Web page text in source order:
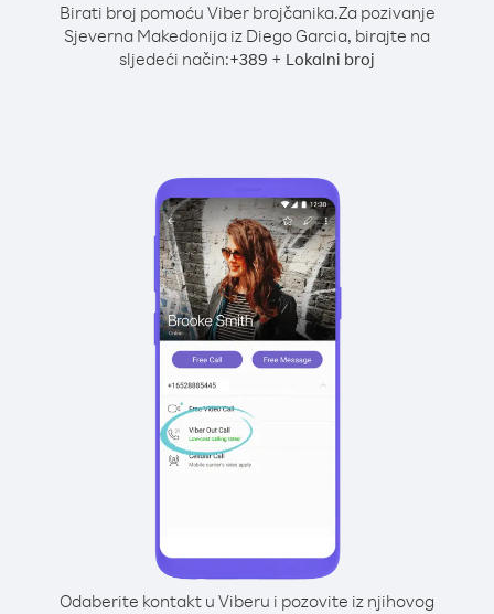
Birati broj pomoću Viber brojčanika.Za pozivanje
Sjeverna Makedonija iz Diego Garcia, birajte na
sljedeći način:+389 + Lokalni broj
Odaberite kontakt u Viberu i pozovite iz njihovog